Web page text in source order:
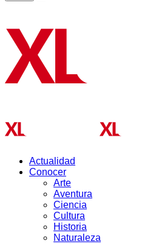
Actualidad
Conocer
Arte
Aventura
Ciencia
Cultura
Historia
Naturaleza